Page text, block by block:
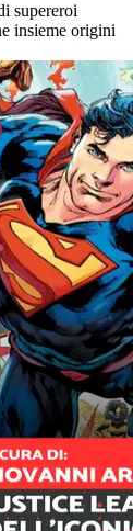
supereroi
insieme origini